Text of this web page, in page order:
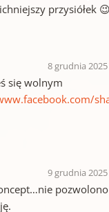
przysiółek 😉
8 grudnia
się wolnym
9 grudnia